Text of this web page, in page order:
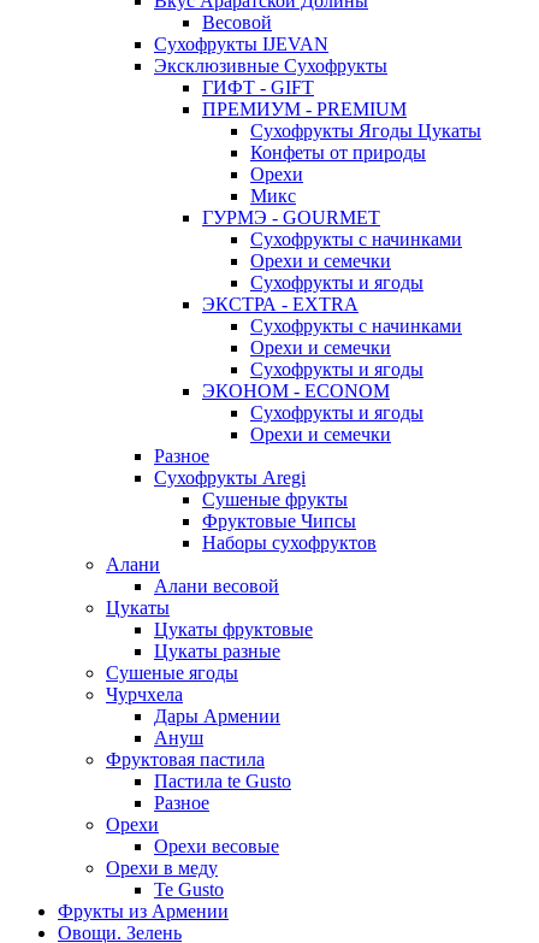
Весовой
Сухофрукты IJEVAN
Эксклюзивные Сухофрукты
ГИФТ - GIFT
ПРЕМИУМ - PREMIUM
Сухофрукты Ягоды Цукаты
Конфеты от природы
Орехи
Микс
ГУРМЭ - GOURMET
Сухофрукты с начинками
Орехи и семечки
Сухофрукты и ягоды
ЭКСТРА - EXTRA
Сухофрукты с начинками
Орехи и семечки
Сухофрукты и ягоды
ЭКОНОМ - ECONOM
Сухофрукты и ягоды
Орехи и семечки
Разное
Сухофрукты Aregi
Сушеные фрукты
Фруктовые Чипсы
Наборы сухофруктов
Алани
Алани весовой
Цукаты
Цукаты фруктовые
Цукаты разные
Сушеные ягоды
Чурчхела
Дары Армении
Ануш
Фруктовая пастила
Пастила te Gusto
Разное
Орехи
Орехи весовые
Орехи в меду
Te Gusto
Фрукты из Армении
Овощи. Зелень